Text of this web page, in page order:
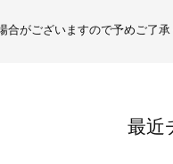
がございますので予めご了承
最近